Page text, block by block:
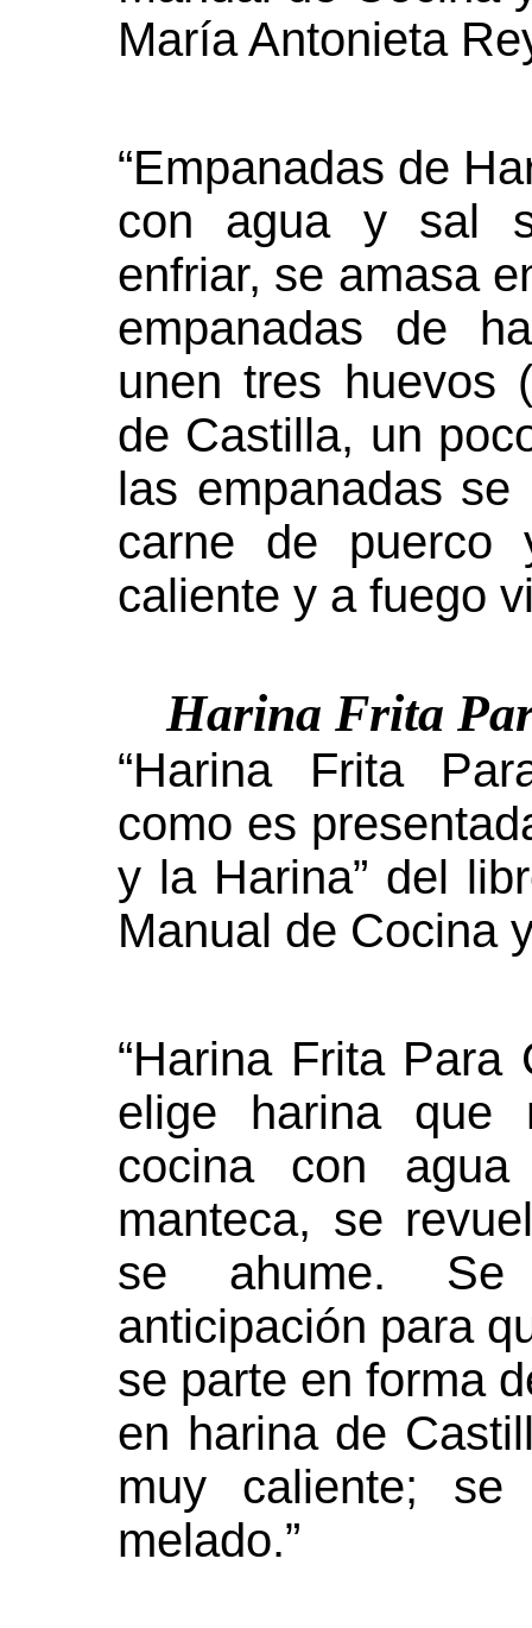
María Antonieta
“Empanadas de
con agua y sal
enfriar, se amasa
empanadas de
unen tres huevos
de Castilla, un
las empanadas
carne de puerco
caliente y a fuego
Harina Frita
“Harina Frita
como es
y la Harina” del
Manual de Cocina
“Harina Frita
elige harina
cocina con
manteca, se
se ahume. Se
anticipación para
se parte en forma
en harina de
muy caliente;
melado.”